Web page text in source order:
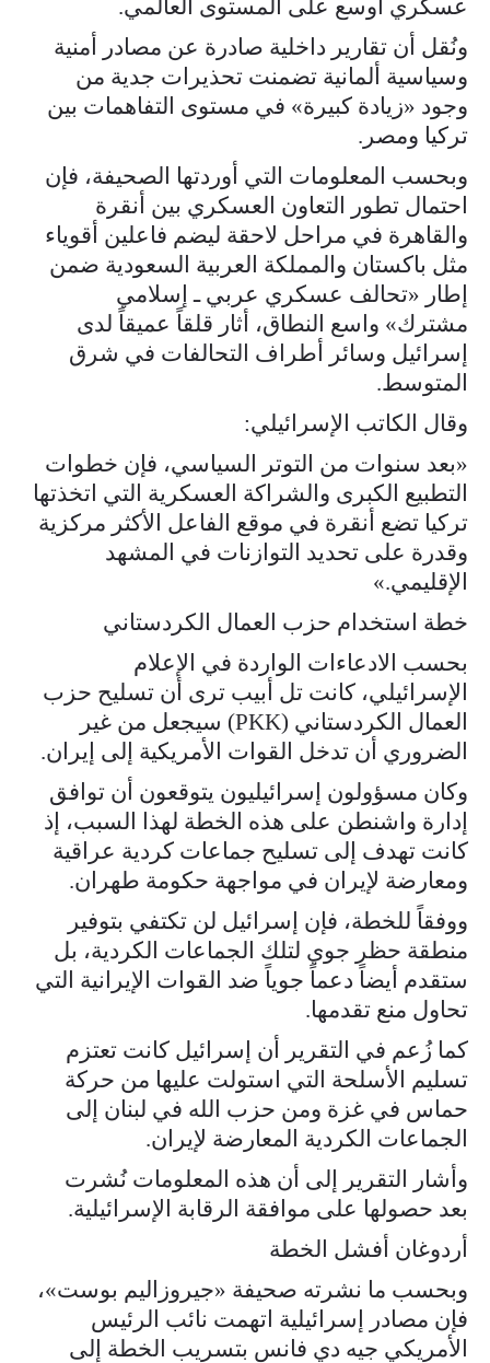
عسكري أوسع على المستوى العالمي.
ونُقل أن تقارير داخلية صادرة عن مصادر أمنية
وسياسية ألمانية تضمنت تحذيرات جدية من
وجود «زيادة كبيرة» في مستوى التفاهمات بين
تركيا ومصر.
وبحسب المعلومات التي أوردتها الصحيفة، فإن
احتمال تطور التعاون العسكري بين أنقرة
والقاهرة في مراحل لاحقة ليضم فاعلين أقوياء
مثل باكستان والمملكة العربية السعودية ضمن
إطار «تحالف عسكري عربي ـ إسلامي
مشترك» واسع النطاق، أثار قلقاً عميقاً لدى
إسرائيل وسائر أطراف التحالفات في شرق
المتوسط.
وقال الكاتب الإسرائيلي:
«بعد سنوات من التوتر السياسي، فإن خطوات
التطبيع الكبرى والشراكة العسكرية التي اتخذتها
تركيا تضع أنقرة في موقع الفاعل الأكثر مركزية
وقدرة على تحديد التوازنات في المشهد
الإقليمي.»
خطة استخدام حزب العمال الكردستاني
بحسب الادعاءات الواردة في الإعلام
الإسرائيلي، كانت تل أبيب ترى أن تسليح حزب
العمال الكردستاني (PKK) سيجعل من غير
الضروري أن تدخل القوات الأمريكية إلى إيران.
وكان مسؤولون إسرائيليون يتوقعون أن توافق
إدارة واشنطن على هذه الخطة لهذا السبب، إذ
كانت تهدف إلى تسليح جماعات كردية عراقية
ومعارضة لإيران في مواجهة حكومة طهران.
ووفقاً للخطة، فإن إسرائيل لن تكتفي بتوفير
منطقة حظر جوي لتلك الجماعات الكردية، بل
ستقدم أيضاً دعماً جوياً ضد القوات الإيرانية التي
تحاول منع تقدمها.
كما زُعم في التقرير أن إسرائيل كانت تعتزم
تسليم الأسلحة التي استولت عليها من حركة
حماس في غزة ومن حزب الله في لبنان إلى
الجماعات الكردية المعارضة لإيران.
وأشار التقرير إلى أن هذه المعلومات نُشرت
بعد حصولها على موافقة الرقابة الإسرائيلية.
أردوغان أفشل الخطة
وبحسب ما نشرته صحيفة «جيروزاليم بوست»،
فإن مصادر إسرائيلية اتهمت نائب الرئيس
الأمريكي جيه دي فانس بتسريب الخطة إلى